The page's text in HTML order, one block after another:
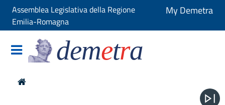
Assemblea Legislativa della Regione
Emilia-Romagna
My Demetra
demetra